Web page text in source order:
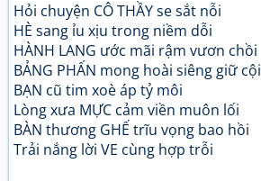
Hỏi chuyện CÔ THẦY se sắt nỗi
HÈ sang ỉu xịu trong niềm dỗi
HÀNH LANG ước mãi rậm vươn chồi
BẢNG PHẤN mong hoài siêng giữ cội
BẠN cũ tim xoè áp tỷ môi
Lòng xưa MỰC cảm viền muôn lối
BÀN thương GHẾ trĩu vọng bao hồi
Trải nắng lời VE cùng hợp trỗi